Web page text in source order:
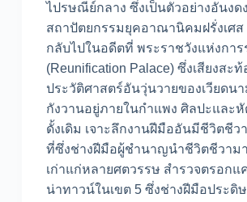
ไปรษณีย์กลาง ซึ่งเป็นตัวอย่างอันงด
สถาปัตยกรรมยุคอาณานิคมฝรั่งเศส
กลับไปในอดีตที่ พระราชวังแห่งกา
(Reunification Palace) ซึ่งเสียงสะ
ประวัติศาสตร์อันวุ่นวายของเวียดน
กังวานอยู่ภายในกำแพง ศิลปะและ
ดั้งเดิม เจาะลึกงานฝีมืออันมีชีวิตชีว
ที่ซึ่งช่างฝีมือผู้ชำนาญนำชีวิตชีวาม
เก่าแก่หลายศตวรรษ สำรวจตรอกแ
น่าทาวน์ในเขต 5 ซึ่งช่างฝีมือประดิษ